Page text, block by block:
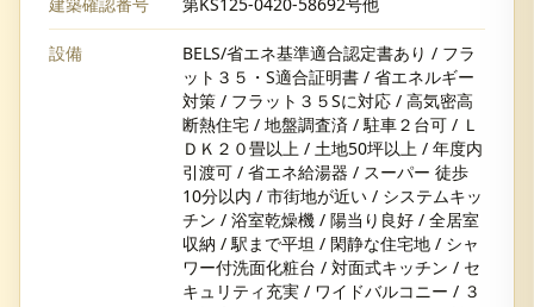
設備
BELS/省エネ基準適合認定書あり / フラ
ット３５・S適合証明書 / 省エネルギー
対策 / フラット３５Sに対応 / 高気密高
断熱住宅 / 地盤調査済 / 駐車２台可 / Ｌ
ＤＫ２０畳以上 / 土地50坪以上 / 年度内
引渡可 / 省エネ給湯器 / スーパー 徒歩
10分以内 / 市街地が近い / システムキッ
チン / 浴室乾燥機 / 陽当り良好 / 全居室
収納 / 駅まで平坦 / 閑静な住宅地 / シャ
ワー付洗面化粧台 / 対面式キッチン / セ
キュリティ充実 / ワイドバルコニー / ３